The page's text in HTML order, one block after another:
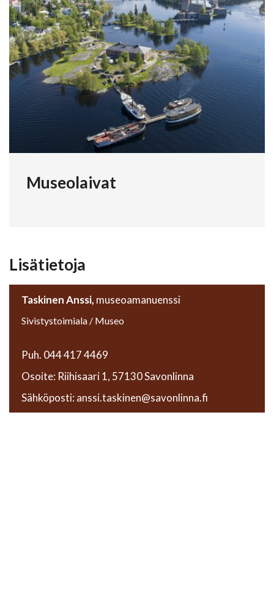
Museolaivat
Lisätietoja
Taskinen Anssi, museoamanuenssi
Sivistystoimiala / Museo
Puh. 044 417 4469
Osoite: Riihisaari 1, 57130 Savonlinna
Sähköposti: anssi.taskinen@savonlinna.fi